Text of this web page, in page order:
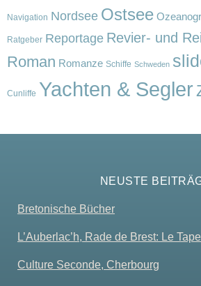
Navigation Nordsee Ostsee
Ratgeber Reportage Revier- und
Roman Romanze Schiffe Schweden
Cunliffe Yachten & Segler
NEUSTE
Bretonische Bücher
L’Auberlac’h, Rade de Brest: Le
Culture Seconde, Cherbourg